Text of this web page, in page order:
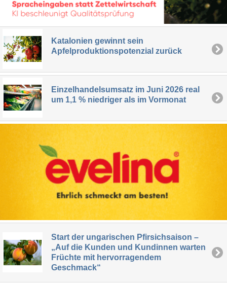
Katalonien gewinnt sein
Apfelproduktionspotenzial zurück
Einzelhandelsumsatz im Juni 2026 real
um 1,1 % niedriger als im Vormonat
Start der ungarischen Pfirsichsaison –
„Auf die Kunden und Kundinnen warten
Früchte mit hervorragendem
Geschmack“